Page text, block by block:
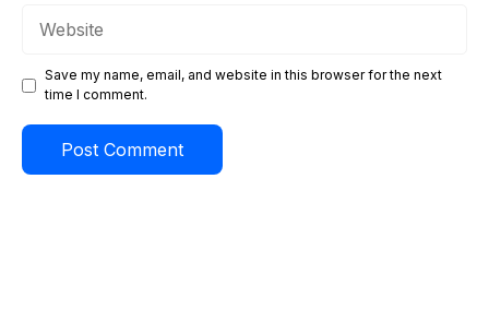
Save my name, email, and website in this browser for the next
time I comment.